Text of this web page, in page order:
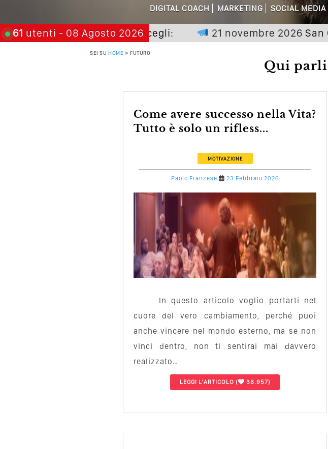
Perché Pubblicare Non Basta
Perché Non Guadagni Sui Social
Quali Sono Gli Errori Della
DIGITAL COACH MARKETING SOCIAL MEDIA
61 utenti - 08 Agosto 2026
premia chi aspetta, scegli: 21 novembre 2026 San
SEI SU HOME » FUTURO
Qui
Come avere successo nella Vita?
Tutto è solo un rifless...
MOTIVAZIONE
Paolo Franzese 23 Febbraio 2026
In questo articolo voglio portarti nel
cuore del vero cambiamento, perché puoi
anche vincere nel mondo esterno, ma se non
vinci dentro, non ti sentirai mai davvero
realizzato…
LEGGI L'ARTICOLO ( 38.957)